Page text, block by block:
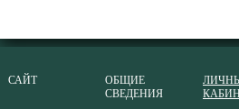
САЙТ
ОБЩИЕ
СВЕДЕНИЯ